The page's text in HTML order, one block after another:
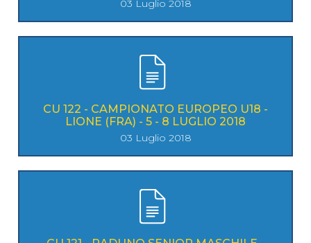
03 Luglio 2018
CU 122 - CAMPIONATO EUROPEO U18 -
LIONE (FRA) - 5 - 8 LUGLIO 2018
03 Luglio 2018